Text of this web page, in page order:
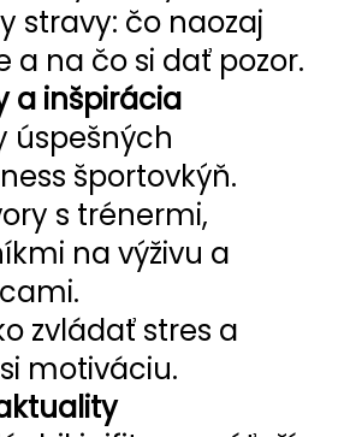
stravy: čo naozaj
a na čo si dať pozor.
a inšpirácia
úspešných
športovkýň.
s trénermi,
na výživu a
zvládať stres a
motiváciu.